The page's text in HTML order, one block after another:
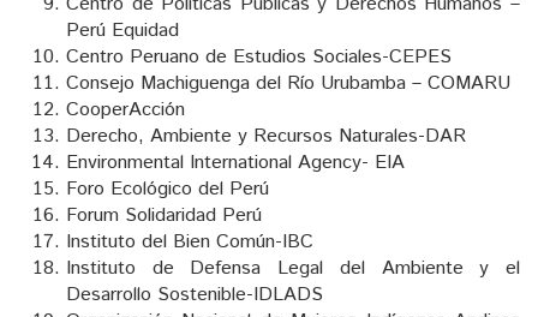
Perú Equidad
Centro Peruano de Estudios Sociales-CEPES
Consejo Machiguenga del Río Urubamba – COMARU
CooperAcción
Derecho, Ambiente y Recursos Naturales-DAR
Environmental International Agency- EIA
Foro Ecológico del Perú
Forum Solidaridad Perú
Instituto del Bien Común-IBC
Instituto de Defensa Legal del Ambiente y el
Desarrollo Sostenible-IDLADS